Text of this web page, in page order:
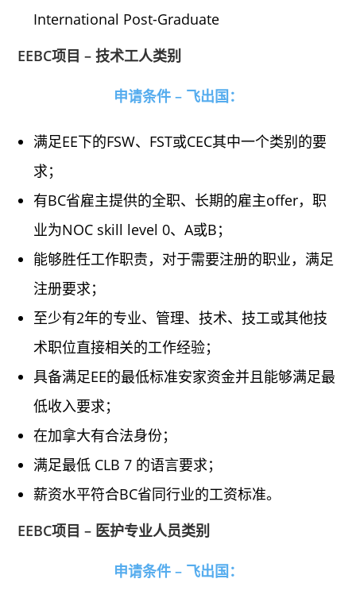
International Post-Graduate
EEBC项目 – 技术工人类别
申请条件 – 飞出国：
满足EE下的FSW、FST或CEC其中一个类别的要
求；
有BC省雇主提供的全职、长期的雇主offer，职
业为NOC skill level 0、A或B；
能够胜任工作职责，对于需要注册的职业，满足
注册要求；
至少有2年的专业、管理、技术、技工或其他技
术职位直接相关的工作经验；
具备满足EE的最低标准安家资金并且能够满足最
低收入要求；
在加拿大有合法身份；
满足最低 CLB 7 的语言要求；
薪资水平符合BC省同行业的工资标准。
EEBC项目 – 医护专业人员类别
申请条件 – 飞出国：